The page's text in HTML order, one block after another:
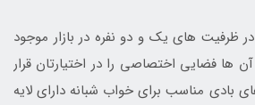
ظرفیت های یک و دو نفره در بازار موجود
ها فضایی اختصاصی را در اختیارتان قرار
بادی مناسب برای خواب شبانه دارای لایه